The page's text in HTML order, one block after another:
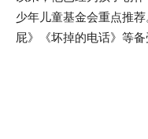
少年儿童基金会重点推
屁》《坏掉的电话》等备